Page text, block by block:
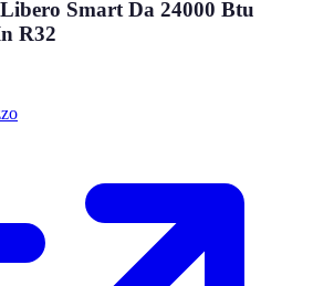
Smart Da 24000 Btu
R32